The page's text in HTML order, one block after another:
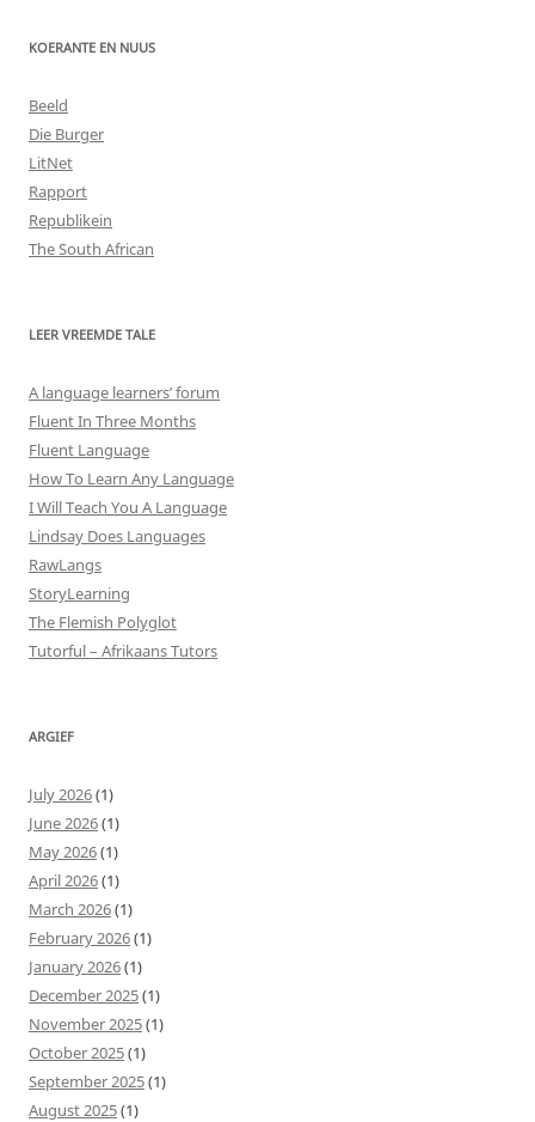
KOERANTE EN NUUS
Beeld
Die Burger
LitNet
Rapport
Republikein
The South African
LEER VREEMDE TALE
A language learners’ forum
Fluent In Three Months
Fluent Language
How To Learn Any Language
I Will Teach You A Language
Lindsay Does Languages
RawLangs
StoryLearning
The Flemish Polyglot
Tutorful – Afrikaans Tutors
ARGIEF
July 2026(1)
June 2026(1)
May 2026(1)
April 2026(1)
March 2026(1)
February 2026(1)
January 2026(1)
December 2025(1)
November 2025(1)
October 2025(1)
September 2025(1)
August 2025(1)